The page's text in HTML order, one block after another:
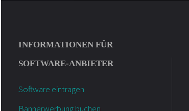
INFORMATIONEN FÜR
SOFTWARE-ANBIETER
Software eintragen
Bannerwerbung buchen